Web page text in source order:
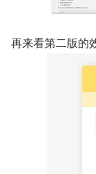
再来看第二版的